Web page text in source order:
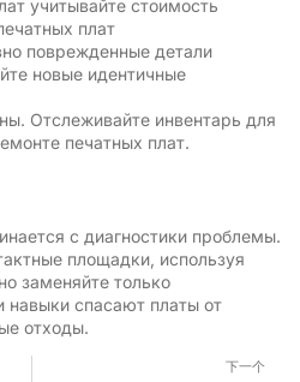
учитывайте стоимость
плат
поврежденные детали
новые идентичные
Отслеживайте инвентарь для
печатных плат.
с диагностики проблемы.
площадки, используя
заменяйте только
навыки спасают платы от
отходы.
下一个